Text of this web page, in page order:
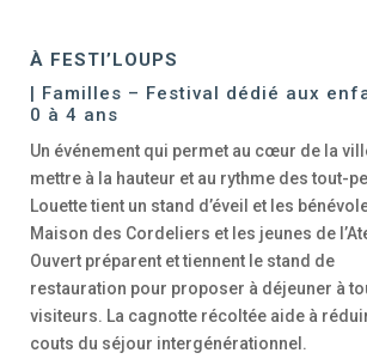
À FESTI’LOUPS
| Familles – Festival dédié aux
0 à 4 ans
Un événement qui permet au cœur de la
mettre à la hauteur et au rythme des tout-
Louette tient un stand d’éveil et les
Maison des Cordeliers et les jeunes de
Ouvert préparent et tiennent le stand de
restauration pour proposer à déjeuner à
visiteurs. La cagnotte récoltée aide à
couts du séjour intergénérationnel.